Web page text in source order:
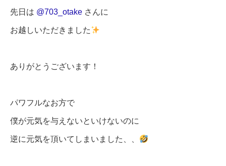
先日は @703_otake さんに
お越しいただきました
ありがとうございます！
パワフルなお方で
僕が元気を与えないといけないのに
逆に元気を頂いてしまいました、、